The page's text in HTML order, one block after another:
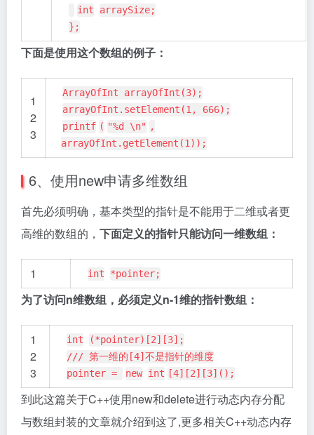
int
arraySize;
};
下面是使用这个数组的例子：
1
2
3
ArrayOfInt arrayOfInt(3);
arrayOfInt.setElement(1, 666);
printf ( "%d \n" ,
arrayOfInt.getElement(1));
6、使用new申请多维数组
首先必须明确，基本类型的指针是不能用于二维或者更
高维的数组的， 下面定义的指针只能访问一维数组：
1 int *pointer;
为了访问n维数组，必须定义n-1维的指针数组：
1
2
3
int
(*pointer)[2][3];
/// 第一维的[4]不是指针的维度
pointer =
new int [4][2][3]();
到此这篇关于C++使用new和delete进行动态内存分配
与数组封装的文章就介绍到这了,更多相关C++动态内存